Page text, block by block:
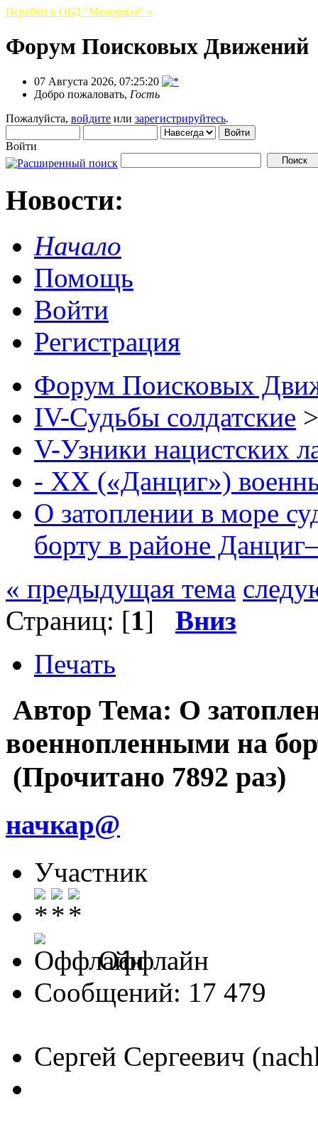
Перейти в ОБД "Мемориал" »
Форум Поисковых Движений
07 Августа 2026, 07:25:20
Добро пожаловать, Гость
Пожалуйста, войдите или зарегистрируйтесь.
Войти
Новости:
Начало
Помощь
Войти
Регистрация
Форум Поисковых
IV-Судьбы солдатские >
V-Узники нацистских
- XX («Данциг»)
О затоплении в море
борту в районе
« предыдущая тема
Страниц: [1] Вниз
Печать
Автор Тема: О
военнопленными на
(Прочитано 7892 раз)
начкар@
Участник
Оффлайн
Сообщений: 17 479
Сергей Сергеевич